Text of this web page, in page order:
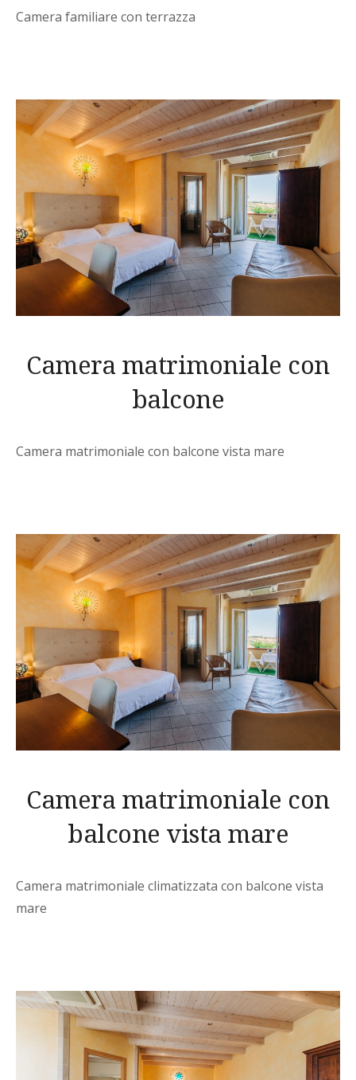
Camera familiare con terrazza
Camera matrimoniale con
balcone
Camera matrimoniale con balcone vista mare
Camera matrimoniale con
balcone vista mare
Camera matrimoniale climatizzata con balcone vista
mare